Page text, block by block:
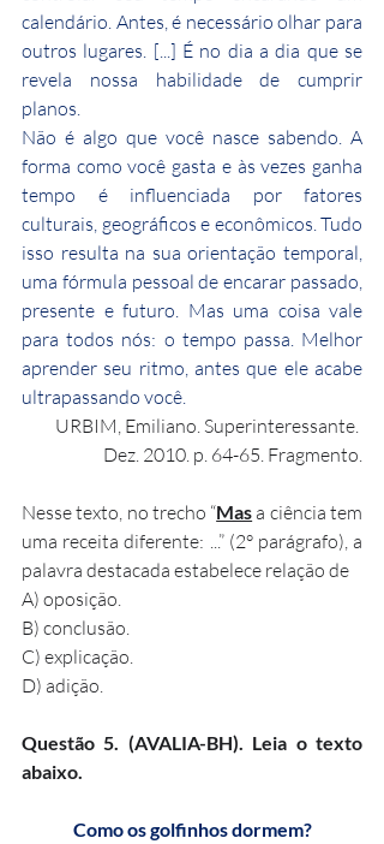
calendário. Antes, é necessário olhar para
outros lugares. [...] É no dia a dia que se
revela nossa habilidade de cumprir
planos.
Não é algo que você nasce sabendo. A
forma como você gasta e às vezes ganha
tempo é influenciada por fatores
culturais, geográficos e econômicos. Tudo
isso resulta na sua orientação temporal,
uma fórmula pessoal de encarar passado,
presente e futuro. Mas uma coisa vale
para todos nós: o tempo passa. Melhor
aprender seu ritmo, antes que ele acabe
ultrapassando você.
URBIM, Emiliano. Superinteressante.
Dez. 2010. p. 64-65. Fragmento.
Nesse texto, no trecho “Mas a ciência tem
uma receita diferente: ...” (2° parágrafo), a
palavra destacada estabelece relação de
A) oposição.
B) conclusão.
C) explicação.
D) adição.
Questão 5. (AVALIA-BH). Leia o texto
abaixo.
Como os golfinhos dormem?